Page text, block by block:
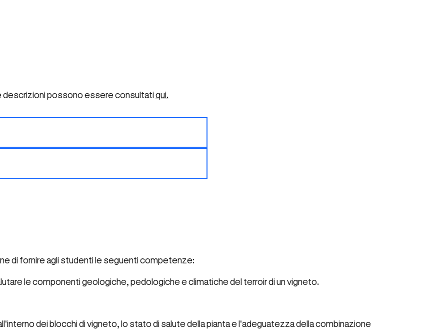
descrizioni possono essere consultatiqui.
di fornire agli studenti le seguenti competenze:
le componenti geologiche, pedologiche e climatiche del terroir di un vigneto.
dei blocchi di vigneto, lo stato di salute della pianta e l'adeguatezza della combinazione